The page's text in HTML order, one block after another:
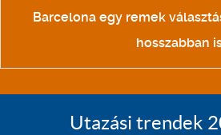
Barcelona egy remek
hosszabban
Utazási trendek